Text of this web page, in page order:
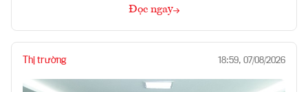
Đọc ngay
Thị trường 18:59, 07/08/2026